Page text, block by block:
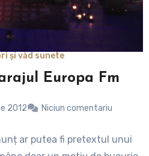
și văd sunete
Europa Fm
2012 Niciun comentariu
ar putea fi pretextul unui